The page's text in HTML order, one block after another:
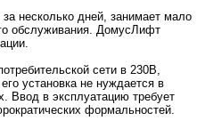
несколько дней, занимает мало
обслуживания. ДомусЛифт
сети в 230В,
установка не нуждается в
Ввод в эксплуатацию требует
формальностей.